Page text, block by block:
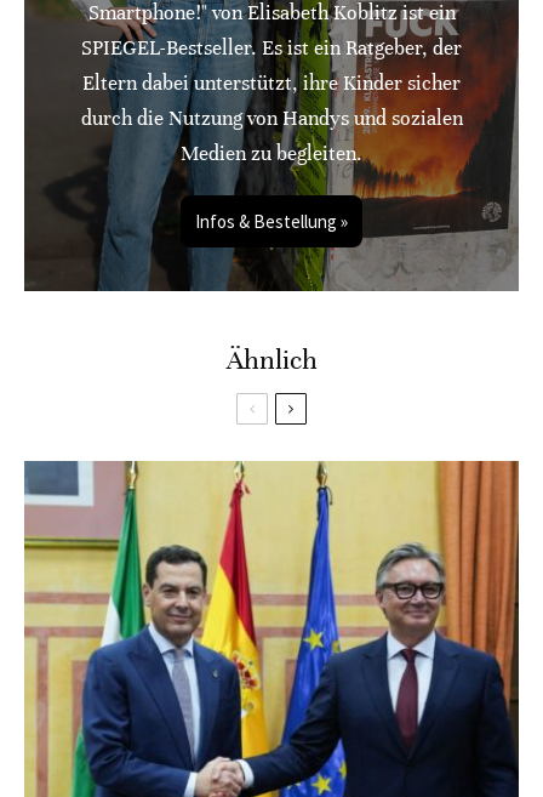
Smartphone!" von Elisabeth Koblitz ist ein
SPIEGEL-Bestseller. Es ist ein Ratgeber, der
Eltern dabei unterstützt, ihre Kinder sicher
durch die Nutzung von Handys und sozialen
Medien zu begleiten.
Infos & Bestellung »
Ähnlich